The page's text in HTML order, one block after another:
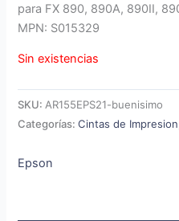
para FX 890, 890A, 890II,
MPN: S015329
Sin existencias
SKU:AR155EPS21-buenisimo
Categorías:Cintas de Impresion
Epson